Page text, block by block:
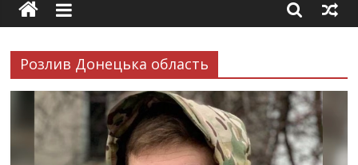
Розлив Донецька область